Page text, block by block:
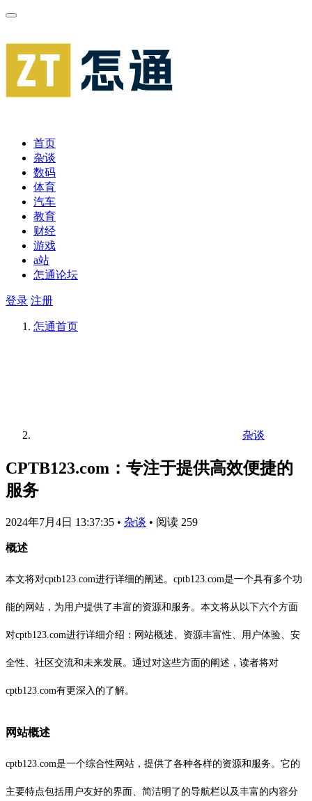
首页
杂谈
数码
体育
汽车
教育
财经
游戏
a站
怎通论坛
登录 注册
怎通首页
杂谈
CPTB123.com：专注于提供高效便捷的
服务
2024年7月4日 13:37:35 • 杂谈 • 阅读 259
概述
本文将对cptb123.com进行详细的阐述。cptb123.com是一个具有多个功
能的网站，为用户提供了丰富的资源和服务。本文将从以下六个方面
对cptb123.com进行详细介绍：网站概述、资源丰富性、用户体验、安
全性、社区交流和未来发展。通过对这些方面的阐述，读者将对
cptb123.com有更深入的了解。
网站概述
cptb123.com是一个综合性网站，提供了各种各样的资源和服务。它的
主要特点包括用户友好的界面、简洁明了的导航栏以及丰富的内容分